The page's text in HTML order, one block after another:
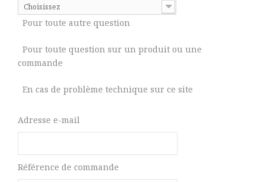
Choisissez
Pour toute autre question
Pour toute question sur un produit ou une
commande
En cas de problème technique sur ce site
Adresse e-mail
Référence de commande